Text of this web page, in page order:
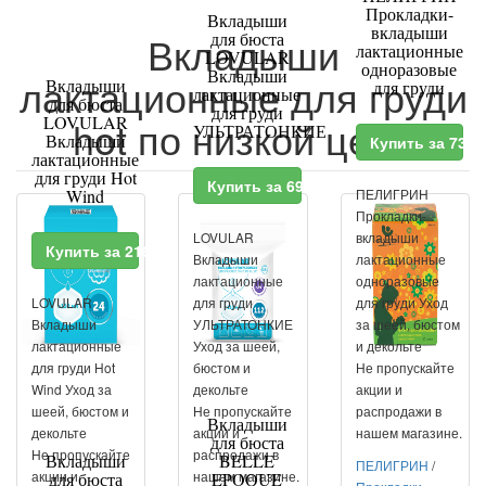
Вкладыши
лактационные для груди
hot по низкой цене
Вкладыши
для бюста
LOVULAR
Вкладыши
лактационные
для груди Hot
Wind
Купить за 216 RUR
LOVULAR
Вкладыши
лактационные
для груди Hot
Wind Уход за
шеей, бюстом и
декольте
Не пропускайте
акции и
Вкладыши
для бюста
LOVULAR
Вкладыши
лактационные
для груди
УЛЬТРАТОНКИЕ
Купить за 699 RUR
LOVULAR
Вкладыши
лактационные
для груди
УЛЬТРАТОНКИЕ
Уход за шеей,
бюстом и
декольте
Не пропускайте
акции и
распродажи в
нашем магазине.
Прокладки-
вкладыши
лактационные
одноразовые
для груди
Купить за 739
ПЕЛИГРИН
Прокладки-
вкладыши
лактационные
одноразовые
для груди Уход
за шеей, бюстом
и декольте
Не пропускайте
акции и
распродажи в
нашем магазине.
ПЕЛИГРИН /
Вкладыши
для бюста
Вкладыши
для бюста
BELLE
EPOQUE